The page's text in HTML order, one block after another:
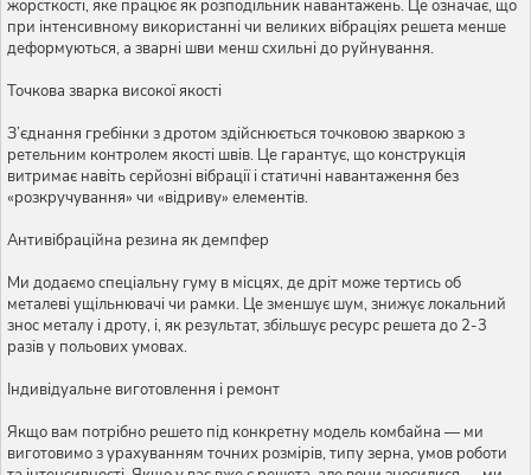
жорсткості, яке працює як розподільник навантажень. Це означає, що
при інтенсивному використанні чи великих вібраціях решета менше
деформуються, а зварні шви менш схильні до руйнування.
Точкова зварка високої якості
З’єднання гребінки з дротом здійснюється точковою зваркою з
ретельним контролем якості швів. Це гарантує, що конструкція
витримає навіть серйозні вібрації і статичні навантаження без
«розкручування» чи «відриву» елементів.
Антивібраційна резина як демпфер
Ми додаємо спеціальну гуму в місцях, де дріт може тертись об
металеві ущільнювачі чи рамки. Це зменшує шум, знижує локальний
знос металу і дроту, і, як результат, збільшує ресурс решета до 2-3
разів у польових умовах.
Індивідуальне виготовлення і ремонт
Якщо вам потрібно решето під конкретну модель комбайна — ми
виготовимо з урахуванням точних розмірів, типу зерна, умов роботи